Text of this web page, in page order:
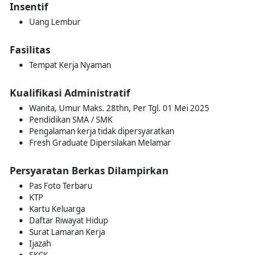
Insentif
Uang Lembur
Fasilitas
Tempat Kerja Nyaman
Kualifikasi Administratif
Wanita, Umur Maks. 28thn, Per Tgl. 01 Mei 2025
Pendidikan SMA / SMK
Pengalaman kerja tidak dipersyaratkan
Fresh Graduate Dipersilakan Melamar
Persyaratan Berkas Dilampirkan
Pas Foto Terbaru
KTP
Kartu Keluarga
Daftar Riwayat Hidup
Surat Lamaran Kerja
Ijazah